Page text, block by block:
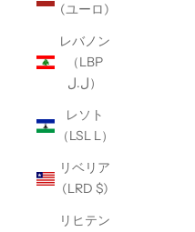
(ユーロ)
レバノン
（LBP
ل.ل）
レソト
（LSL L）
リベリア
(LRD $)
リヒテン